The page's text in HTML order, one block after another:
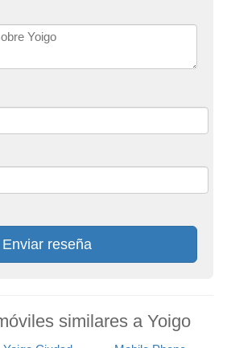
Enviar reseña
similares a Yoigo